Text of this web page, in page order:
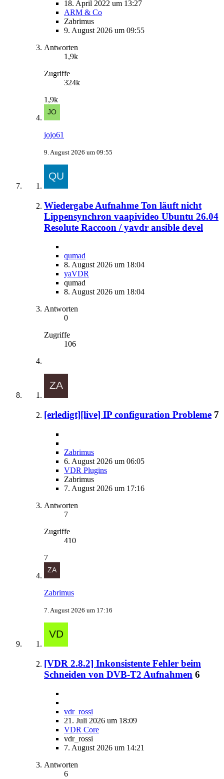
18. April 2022 um 13:27
ARM & Co
Zabrimus
9. August 2026 um 09:55
Antworten
1,9k
Zugriffe
324k
1,9k
jojo61
9. August 2026 um 09:55
Wiedergabe Aufnahme Ton läuft nicht
Lippensynchron vaapivideo Ubuntu 26.04
Resolute Raccoon / yavdr ansible devel
qumad
8. August 2026 um 18:04
yaVDR
qumad
8. August 2026 um 18:04
Antworten
0
Zugriffe
106
[erledigt][live] IP configuration Probleme 7
Zabrimus
6. August 2026 um 06:05
VDR Plugins
Zabrimus
7. August 2026 um 17:16
Antworten
7
Zugriffe
410
7
Zabrimus
7. August 2026 um 17:16
[VDR 2.8.2] Inkonsistente Fehler beim
Schneiden von DVB-T2 Aufnahmen 6
vdr_rossi
21. Juli 2026 um 18:09
VDR Core
vdr_rossi
7. August 2026 um 14:21
Antworten
6